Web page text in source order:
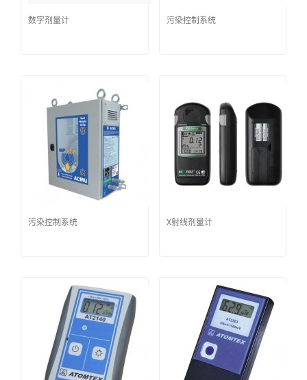
数字剂量计 污染控制系统
污染控制系统 X射线剂量计